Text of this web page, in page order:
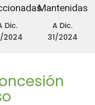
Dic.
2024
Mantenidas
A Dic.
31/2024